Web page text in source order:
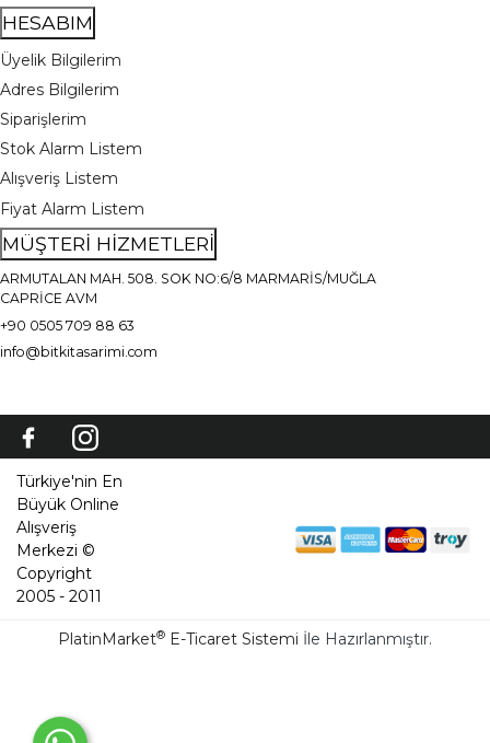
HESABIM
Üyelik Bilgilerim
Adres Bilgilerim
Siparişlerim
Stok Alarm Listem
Alışveriş Listem
Fiyat Alarm Listem
MÜŞTERİ HİZMETLERİ
ARMUTALAN MAH. 508. SOK NO:6/8 MARMARİS/MUĞLA
CAPRİCE AVM
+90 0505 709 88 63
info@bitkitasarimi.com
Türkiye'nin En
Büyük Online
Alışveriş
Merkezi ©
Copyright
2005 - 2011
PlatinMarket® E-Ticaret Sistemi İle Hazırlanmıştır.